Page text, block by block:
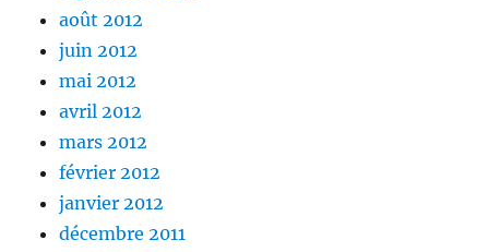
août 2012
juin 2012
mai 2012
avril 2012
mars 2012
février 2012
janvier 2012
décembre 2011